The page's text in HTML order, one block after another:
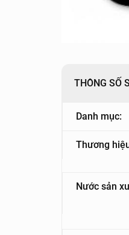
THÔNG SỐ
Danh mục:
Thương
Nước sản